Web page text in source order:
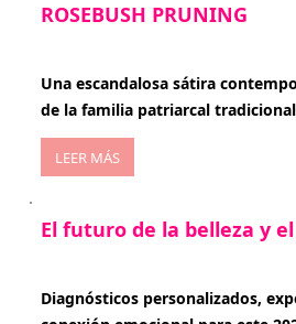
ROSEBUSH PRUNING
Una escandalosa sátira
de la familia patriarcal
LEER MÁS
El futuro de la belleza y
Diagnósticos personalizados,